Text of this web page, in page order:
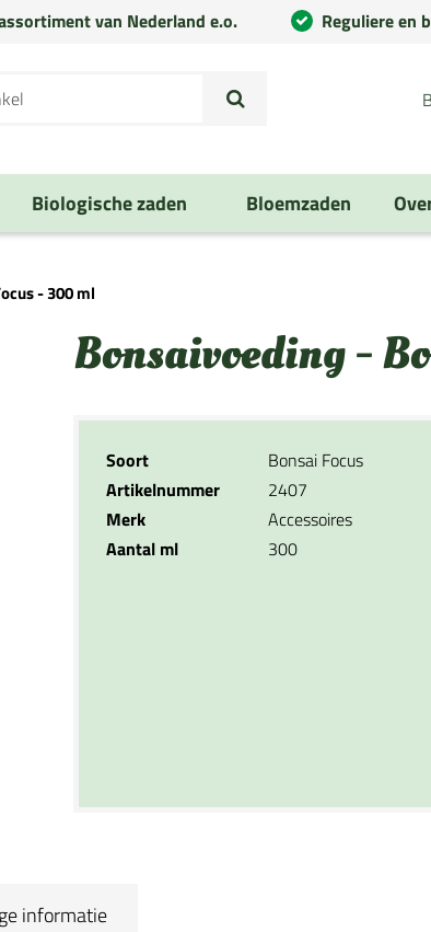
van Nederland e.o. Reguliere en
Biologische zaden Bloemzaden
- 300 ml
Bonsaivoeding -
Soort
Bonsai Focus
Artikelnummer
2407
Merk
Accessoires
Aantal ml
300
informatie